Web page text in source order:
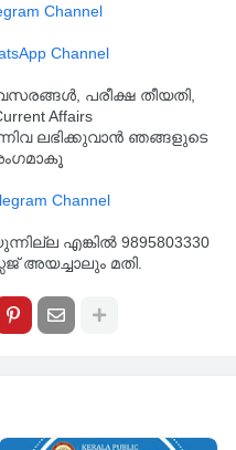
Channel
Channel
പരീക്ഷ തീയതി,
Affairs
ലഭിക്കുവാൻ ഞങ്ങളുടെ
എങ്കിൽ 9895803330
അയച്ചാലും മതി.